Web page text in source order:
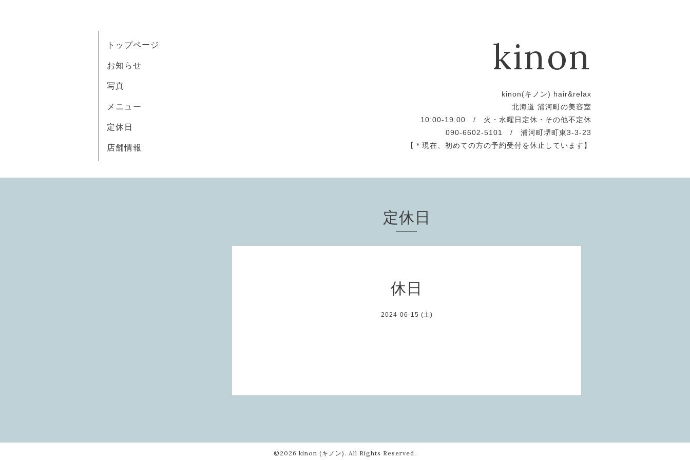
kinon
kinon(キノン) hair&relax
北海道 浦河町の美容室
10:00-19:00 / 火・水曜日定休・その他不定休
090-6602-5101 / 浦河町堺町東3-3-23
【＊現在、初めての方の予約受付を休止しています】
トップページ
お知らせ
写真
メニュー
定休日
店舗情報
定休日
休日
2024-06-15 (土)
©2026 kinon (キノン) . All Rights Reserved.